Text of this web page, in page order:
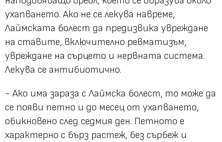
ухапването. Ако не се лекува навреме,
Лаймската болест да предизвика увреждане
на ставите, включително ревматизъм,
увреждане на сърцето и нервната система.
Лекува се антибиотично.
- Ако има зараза с Лаймска болест, то може да
се появи петно и до месец от ухапването,
обикновено след седмия ден. Петното е
характерно с бърз растеж, без сърбеж и